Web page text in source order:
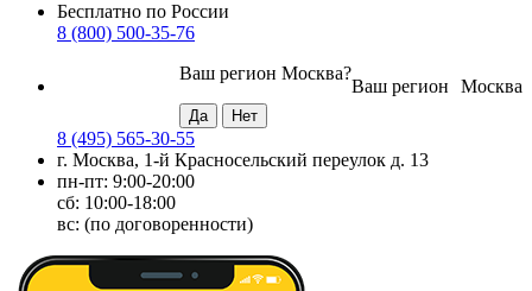
Бесплатно по России
8 (800) 500-35-76
Москва
Ваш регион
Ваш регион Москва?
8 (495) 565-30-55
г. Москва, 1-й Красносельский переулок д. 13
пн-пт: 9:00-20:00
сб: 10:00-18:00
вс: (по договоренности)